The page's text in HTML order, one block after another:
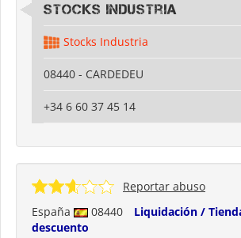
Stocks Industria
Stocks Industria
08440 - CARDEDEU
+34 6 60 37 45 14
España 08440
Liquidación /
descuento
Reportar abuso